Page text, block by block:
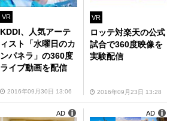
VR
KDDI、人気アーテ
ィスト「水曜日のカ
ンパネラ」の360度
ライブ動画を配信
2016年09月30日 13:06
VR
ロッテ対楽天の公式
試合で360度映像を
実験配信
2016年09月23日 13:28
AD AD